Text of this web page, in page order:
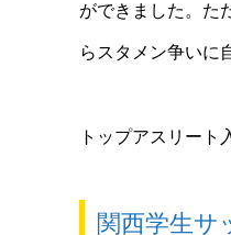
ができました。 た
らスタメン争いに
トップアスリート
関西学生サ